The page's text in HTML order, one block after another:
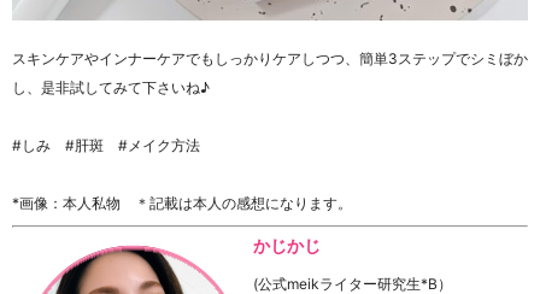
スキンケアやインナーケアでもしっかりケアしつつ、簡単3ステップでシミぼか
し、是非試してみて下さいね♪
#しみ #肝斑 #メイク方法
*画像：本人私物 ＊記載は本人の感想になります。
かじかじ
(公式meikライター研究生*B）